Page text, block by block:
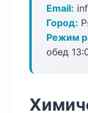
Email:
Город:
Режим
обед